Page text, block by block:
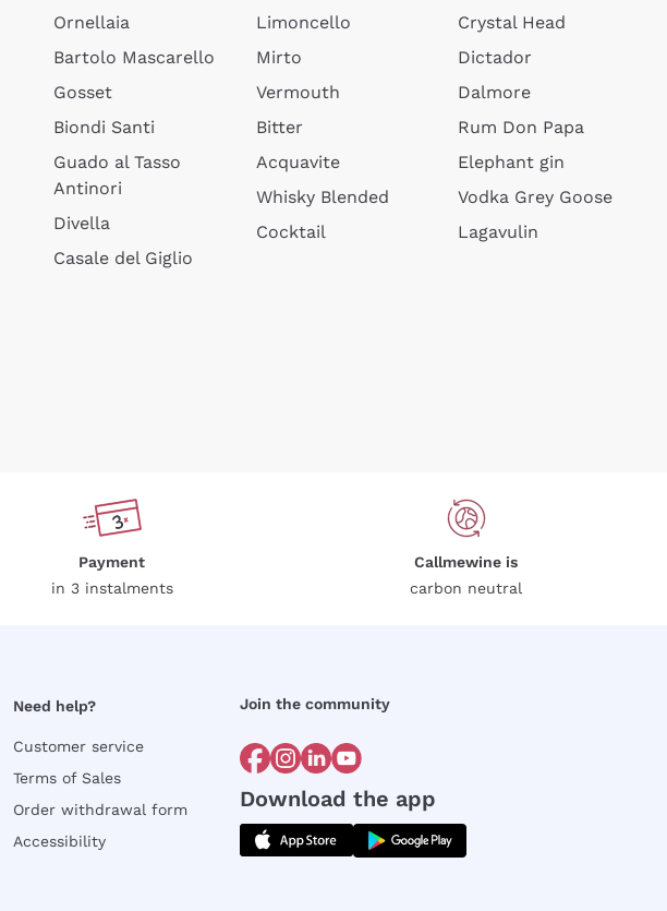
Ornellaia
Bartolo Mascarello
Gosset
Biondi Santi
Guado al Tasso
Antinori
Divella
Casale del Giglio
Limoncello
Mirto
Vermouth
Bitter
Acquavite
Whisky Blended
Cocktail
Crystal Head
Dictador
Dalmore
Rum Don Papa
Elephant gin
Vodka Grey Goose
Lagavulin
Payment
in 3 instalments
Callmewine is
carbon neutral
Need help?
Customer service
Terms of Sales
Order withdrawal form
Accessibility
Join the community
Download the app